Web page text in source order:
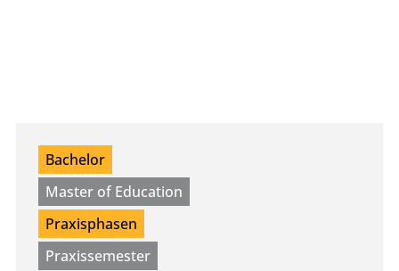
Bachelor
Master of Education
Praxisphasen
Praxissemester